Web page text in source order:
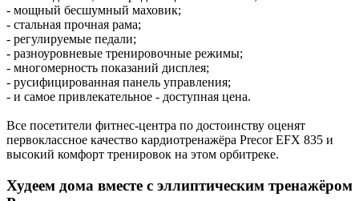
- мощный бесшумный маховик;
- стальная прочная рама;
- регулируемые педали;
- разноуровневые тренировочные режимы;
- многомерность показаний дисплея;
- русифицированная панель управления;
- и самое привлекательное - доступная цена.
Все посетители фитнес-центра по достоинству оценят
первоклассное качество кардиотренажёра Precor EFX 835 и
высокий комфорт тренировок на этом орбитреке.
Худеем дома вместе с эллиптическим тренажёром